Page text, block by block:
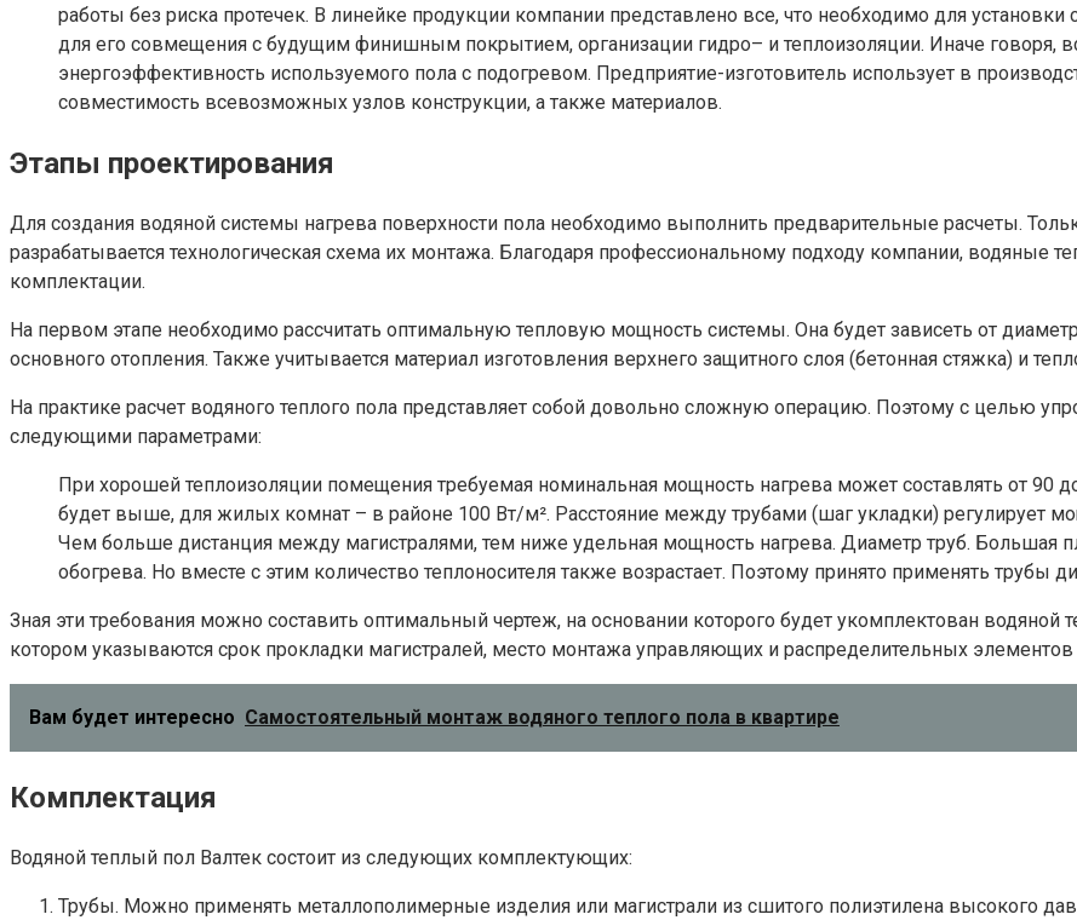
работы без риска протечек. В линейке продукции компании представлено все, что необходимо для
для его совмещения с будущим финишным покрытием, организации гидро– и теплоизоляции. Иначе говоря,
энергоэффективность используемого пола с подогревом. Предприятие-изготовитель использует в
совместимость всевозможных узлов конструкции, а также материалов.
Этапы проектирования
Для создания водяной системы нагрева поверхности пола необходимо выполнить предварительные расчеты.
разрабатывается технологическая схема их монтажа. Благодаря профессиональному подходу компании, водяные
комплектации.
На первом этапе необходимо рассчитать оптимальную тепловую мощность системы. Она будет зависеть от
основного отопления. Также учитывается материал изготовления верхнего защитного слоя (бетонная стяжка) и
На практике расчет водяного теплого пола представляет собой довольно сложную операцию. Поэтому с целью
следующими параметрами:
При хорошей теплоизоляции помещения требуемая номинальная мощность нагрева может составлять от 90
будет выше, для жилых комнат – в районе 100 Вт/м². Расстояние между трубами (шаг укладки) регулирует
Чем больше дистанция между магистралями, тем ниже удельная мощность нагрева. Диаметр труб. Большая
обогрева. Но вместе с этим количество теплоносителя также возрастает. Поэтому принято применять трубы
Зная эти требования можно составить оптимальный чертеж, на основании которого будет укомплектован
котором указываются срок прокладки магистралей, место монтажа управляющих и распределительных
Вам будет интересно Самостоятельный монтаж водяного теплого пола в квартире
Комплектация
Водяной теплый пол Валтек состоит из следующих комплектующих:
Трубы. Можно применять металлополимерные изделия или магистрали из сшитого полиэтилена высокого